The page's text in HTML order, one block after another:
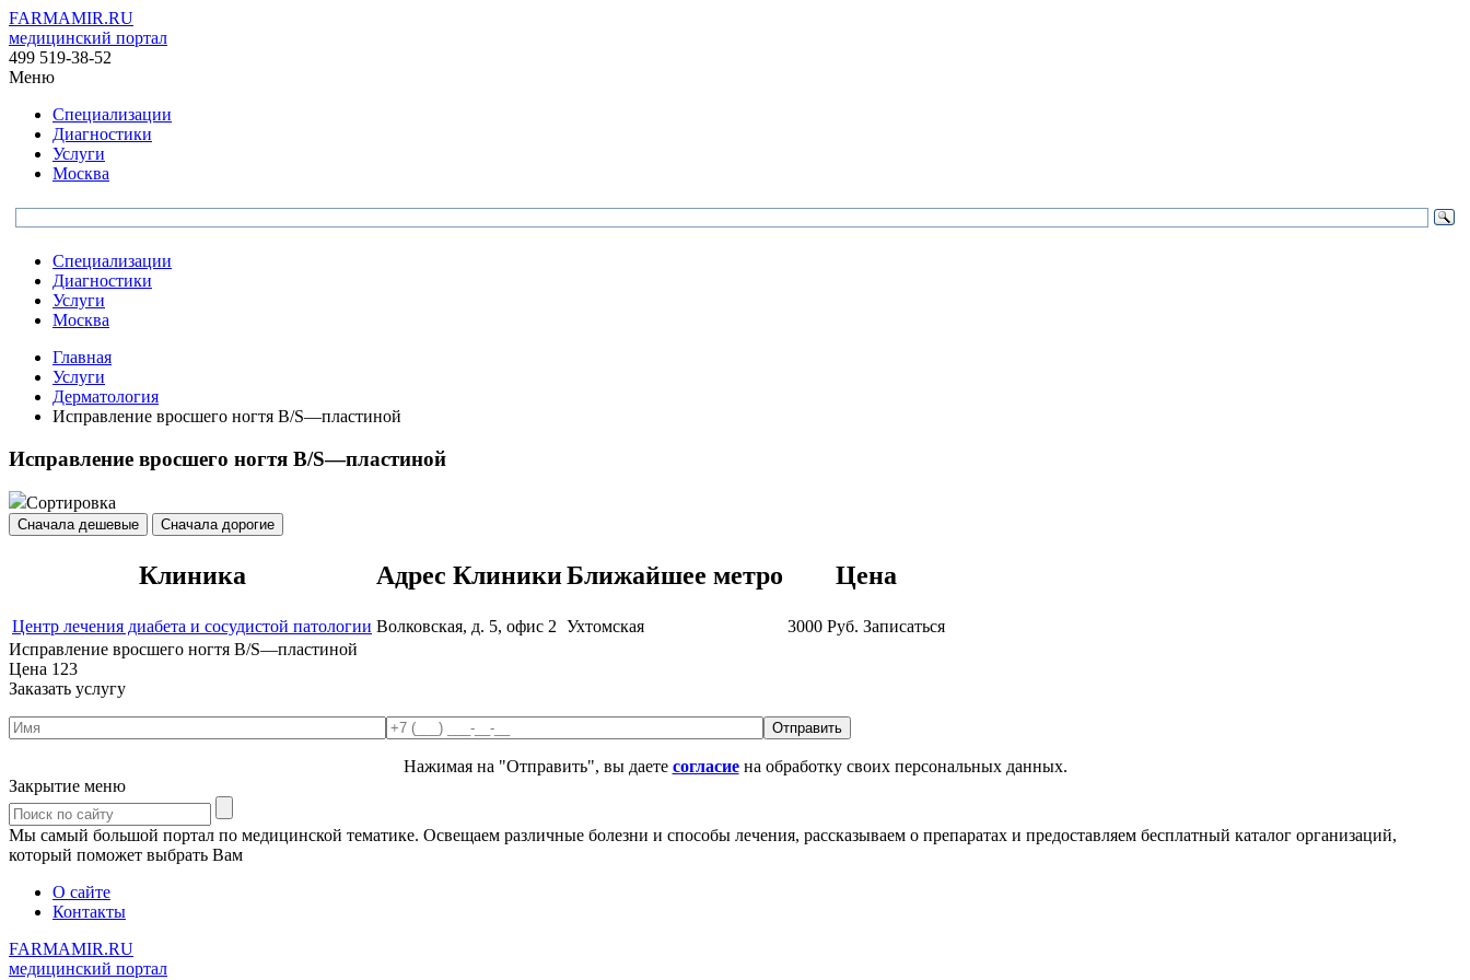
FARMAMIR.RU
медицинский портал
499 519-38-52
Меню
Специализации
Диагностики
Услуги
Москва
Специализации
Диагностики
Услуги
Москва
Главная
Услуги
Дерматология
Исправление вросшего ногтя B/S—пластиной
Исправление вросшего ногтя B/S—пластиной
Сортировка
Сначала дешевые Сначала дорогие
Клиника Адрес КлиникиБлижайшее метро Цена
Центр лечения диабета и сосудистой патологии Волковская, д. 5, офис 2 Ухтомская 3000 Руб. Записаться
Исправление вросшего ногтя B/S—пластиной
Цена 123
Заказать услугу
Нажимая на "Отправить", вы даете согласиена обработку своих персональных данных.
Закрытие меню
Мы самый большой портал по медицинской тематике. Освещаем различные болезни и способы лечения, рассказываем о препаратах и предоставляем бесплатный каталог организаций,
который поможет выбрать Вам
О сайте
Контакты
FARMAMIR.RU
медицинский портал